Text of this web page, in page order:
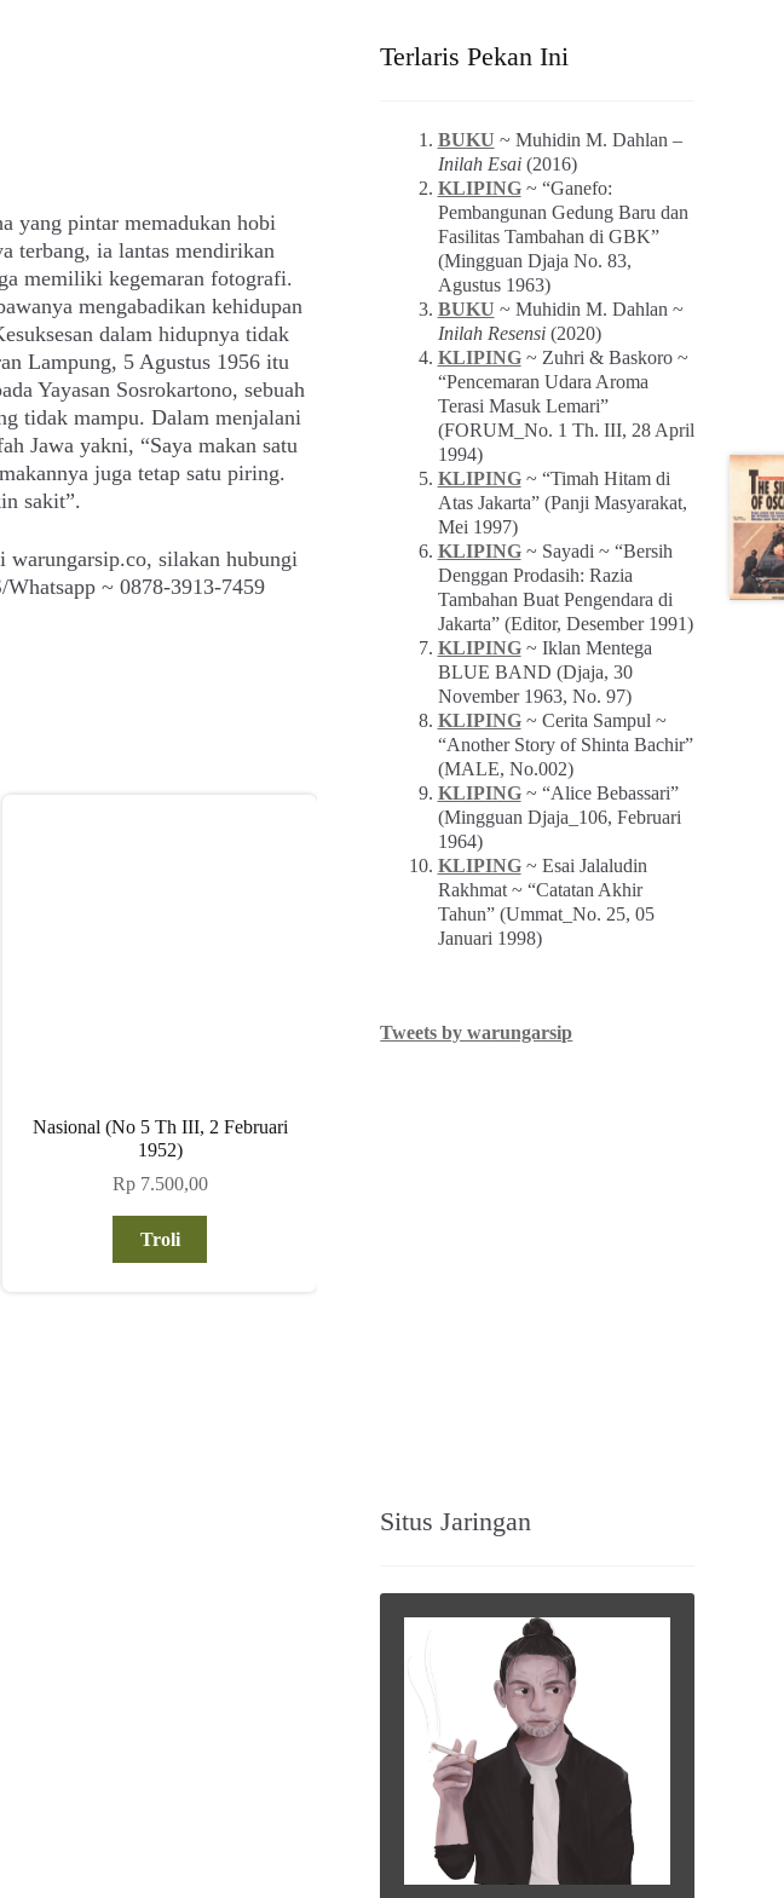
yang pintar memadukan hobi
terbang, ia lantas mendirikan
memiliki kegemaran fotografi.
mengabadikan kehidupan
dalam hidupnya tidak
Lampung, 5 Agustus 1956 itu
Yayasan Sosrokartono, sebuah
tidak mampu. Dalam menjalani
Jawa yakni, “Saya makan satu
juga tetap satu piring.
sakit”.
silakan hubungi
~ 0878-3913-7459
Nasional (No 5 Th III, 2 Februari
1952)
Rp7.500,00
Troli
Terlaris Pekan Ini
BUKU ~ Muhidin M. Dahlan –
Inilah Esai(2016)
KLIPING~ “Ganefo:
Pembangunan Gedung Baru dan
Fasilitas Tambahan di GBK”
(Mingguan Djaja No. 83,
Agustus 1963)
BUKU ~ Muhidin M. Dahlan ~
Inilah Resensi(2020)
KLIPING~ Zuhri & Baskoro ~
“Pencemaran Udara Aroma
Terasi Masuk Lemari”
(FORUM_No. 1 Th. III, 28 April
1994)
KLIPING~ “Timah Hitam di
Atas Jakarta” (Panji Masyarakat,
Mei 1997)
KLIPING~ Sayadi ~ “Bersih
Denggan Prodasih: Razia
Tambahan Buat Pengendara di
Jakarta” (Editor, Desember 1991)
KLIPING~ Iklan Mentega
BLUE BAND (Djaja, 30
November 1963, No. 97)
KLIPING~ Cerita Sampul ~
“Another Story of Shinta Bachir”
(MALE, No.002)
KLIPING~ “Alice Bebassari”
(Mingguan Djaja_106, Februari
1964)
KLIPING~ Esai Jalaludin
Rakhmat ~ “Catatan Akhir
Tahun” (Ummat_No. 25, 05
Januari 1998)
Tweets by warungarsip
Situs Jaringan